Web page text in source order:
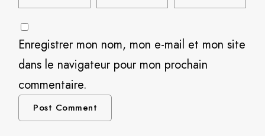
Enregistrer mon nom, mon e-mail et mon site
dans le navigateur pour mon prochain
commentaire.